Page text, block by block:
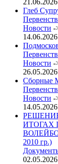
Глеб
Новости -
14.06.2026
Новости -
26.05.2026
Сборные
Новости -
14.05.2026
ИТОГАХ
2010 гр.)
02.05.2026